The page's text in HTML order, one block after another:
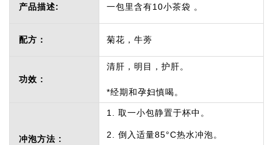
产品描述: 一包里含有10小茶袋 。
配方： 菊花，牛蒡
功效 :
清肝，明目，护肝。
*经期和孕妇慎喝。
冲泡方法 :
1. 取一小包静置于杯中。
2. 倒入适量85°C热水冲泡。